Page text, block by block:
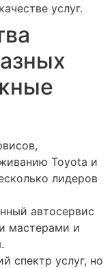
услуг.
Toyota и
лидеров
автосервис
мастерами и
спектр услуг, но